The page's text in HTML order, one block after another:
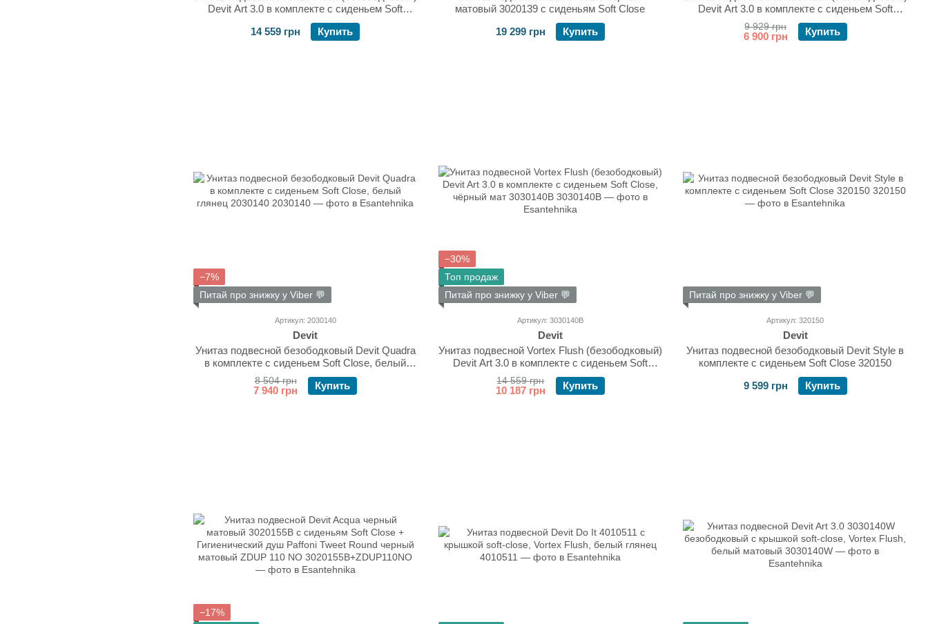
Devit Art 3.0 в комплекте с сиденьем Soft
Close, серый мат 3030140G
14 559 грн
Купить
матовый 3020139 с сиденьям Soft Close
19 299 грн
Купить
Devit Art 3.0 в комплекте с сиденьем Soft
Close, белый глянец 3030140
9 929 грн
6 900 грн Купить
−7%
Питай про знижку у Viber 💬
Артикул: 2030140
Devit
Унитаз подвесной безободковый Devit Quadra
в комплекте с сиденьем Soft Close, белый
глянец 2030140
8 504 грн
7 940 грн Купить
−30%
Топ продаж
Питай про знижку у Viber 💬
Артикул: 3030140B
Devit
Унитаз подвесной Vortex Flush (безободковый)
Devit Art 3.0 в комплекте с сиденьем Soft
Close, чёрный мат 3030140B
14 559 грн
10 187 грн Купить
Питай про знижку у Viber 💬
Артикул: 320150
Devit
Унитаз подвесной безободковый Devit Style в
комплекте с сиденьем Soft Close 320150
9 599 грн
Купить
−17%